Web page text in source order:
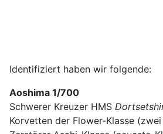
Identifiziert haben wir folgende:
Aoshima 1/700
Schwerer Kreuzer HMS
Korvetten der Flower-Klasse (zwei